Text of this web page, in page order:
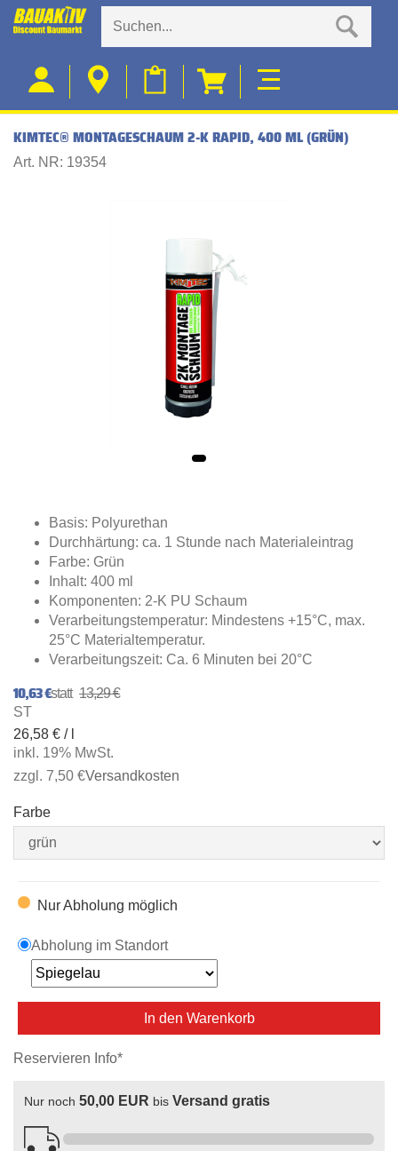
KIMTEC® MONTAGESCHAUM 2-K RAPID, 400 ML (GRÜN)
Art. NR: 19354
Basis: Polyurethan
Durchhärtung: ca. 1 Stunde nach Materialeintrag
Farbe: Grün
Inhalt: 400 ml
Komponenten: 2-K PU Schaum
Verarbeitungstemperatur: Mindestens +15°C, max.
25°C Materialtemperatur.
Verarbeitungszeit: Ca. 6 Minuten bei 20°C
13,29 €
10,63 €
ST
26,58 € / l
inkl. 19% MwSt.
zzgl. 7,50 €Versandkosten
Farbe
Nur Abholung möglich
Abholung im Standort
In den Warenkorb
Reservieren Info*
Nur noch 50,00 EUR bis Versand gratis